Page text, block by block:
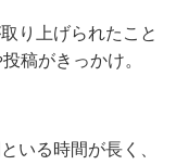
り上げられたこと
稿がきっかけ。
いる時間が長く、